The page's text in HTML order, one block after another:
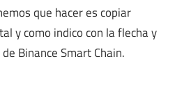
que hacer es copiar
y como indico con la flecha y
Binance Smart Chain.